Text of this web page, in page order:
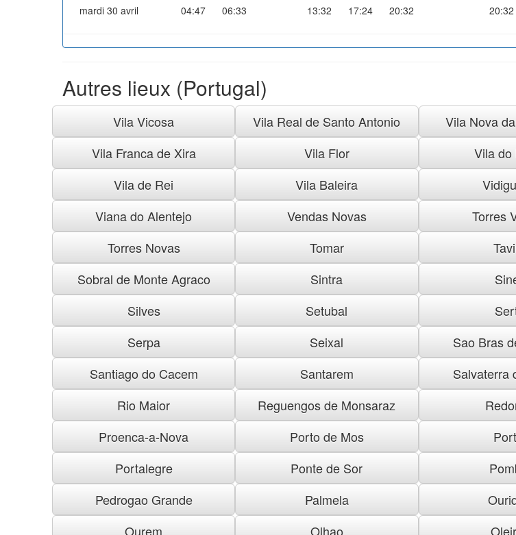
mardi 30 avril
04:47 06:33 13:32 17:24 20:32 20:32
Autres lieux (Portugal)
Vila Vicosa Vila Real de Santo Antonio
Vila Nova
Vila Franca de Xira
Vila Flor
Vila do
Vila de Rei
Vila Baleira
Viana do Alentejo
Vendas Novas
Torres
Torres Novas
Tomar
Sobral de Monte Agraco
Sintra
Silves
Setubal
Serpa
Seixal
Sao Bras
Santiago do Cacem
Santarem
Salvaterra
Rio Maior
Reguengos de Monsaraz
Proenca-a-Nova
Porto de Mos
Portalegre
Ponte de Sor
Pedrogao Grande
Palmela
Ourem
Olhao